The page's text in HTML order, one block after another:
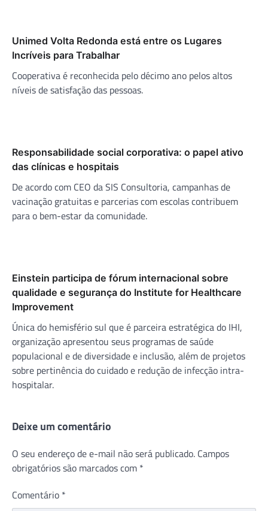
Unimed Volta Redonda está entre os Lugares
Incríveis para Trabalhar
Cooperativa é reconhecida pelo décimo ano pelos altos
níveis de satisfação das pessoas.
Responsabilidade social corporativa: o papel ativo
das clínicas e hospitais
De acordo com CEO da SIS Consultoria, campanhas de
vacinação gratuitas e parcerias com escolas contribuem
para o bem-estar da comunidade.
Einstein participa de fórum internacional sobre
qualidade e segurança do Institute for Healthcare
Improvement
Única do hemisfério sul que é parceira estratégica do IHI,
organização apresentou seus programas de saúde
populacional e de diversidade e inclusão, além de projetos
sobre pertinência do cuidado e redução de infecção intra-
hospitalar.
Deixe um comentário
O seu endereço de e-mail não será publicado. Campos
obrigatórios são marcados com *
Comentário *